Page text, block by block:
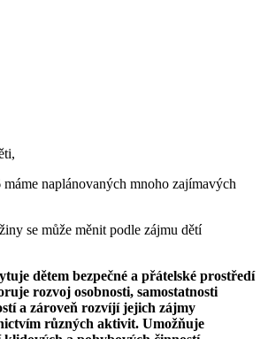
naplánovaných mnoho zajímavých
se může měnit podle zájmu dětí
dětem bezpečné a přátelské prostředí
rozvoj osobnosti, samostatnosti
a zároveň rozvíjí jejich zájmy
různých aktivit. Umožňuje